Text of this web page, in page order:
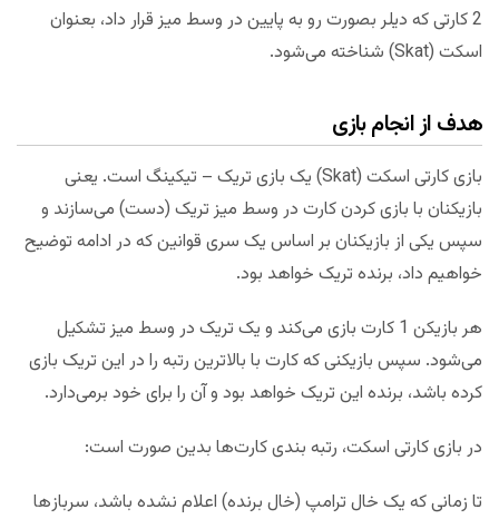
2 کارتی که دیلر بصورت رو به پایین در وسط میز قرار داد، بعنوان
اسکت (Skat) شناخته می‌شود.
هدف از انجام بازی
بازی کارتی اسکت (Skat) یک بازی تریک – تیکینگ است. یعنی
بازیکنان با بازی کردن کارت در وسط میز تریک (دست) می‌سازند و
سپس یکی از بازیکنان بر اساس یک سری قوانین که در ادامه توضیح
خواهیم داد، برنده تریک خواهد بود.
هر بازیکن 1 کارت بازی می‌کند و یک تریک در وسط میز تشکیل
می‌شود. سپس بازیکنی که کارت با بالاترین رتبه را در این تریک بازی
کرده باشد، برنده این تریک خواهد بود و آن را برای خود برمی‌دارد.
در بازی کارتی اسکت، رتبه بندی کارت‌ها بدین صورت است:
تا زمانی که یک خال ترامپ (خال برنده) اعلام نشده باشد، سرباز‌ها